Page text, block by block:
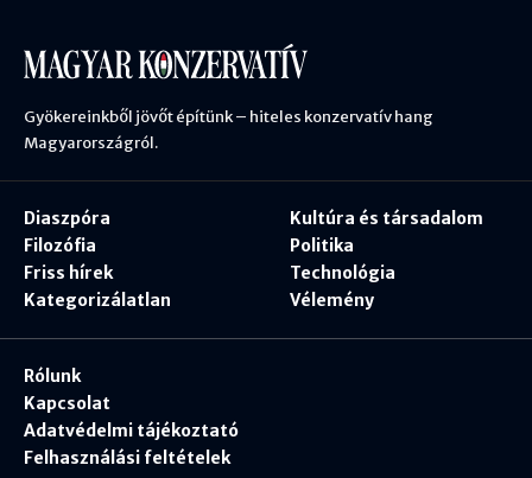
Gyökereinkből jövőt építünk – hiteles konzervatív hang
Magyarországról.
Diaszpóra
Filozófia
Friss hírek
Kategorizálatlan
Kultúra és társadalom
Politika
Technológia
Vélemény
Rólunk
Kapcsolat
Adatvédelmi tájékoztató
Felhasználási feltételek